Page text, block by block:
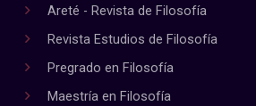
Areté - Revista de Filosofía
Revista Estudios de Filosofía
Pregrado en Filosofía
Maestría en Filosofía